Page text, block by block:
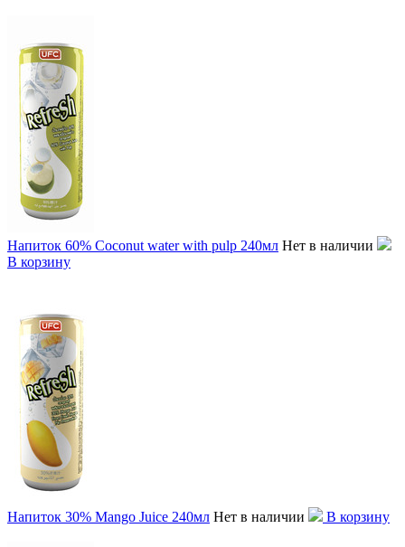
Напиток 60% Coconut water with pulp 240мл Нет в наличии
В корзину
Напиток 30% Mango Juice 240мл Нет в наличии В корзину